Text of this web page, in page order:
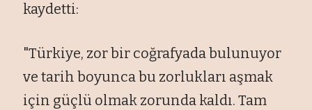
kaydetti:
"Türkiye, zor bir coğrafyada bulunuyor
ve tarih boyunca bu zorlukları aşmak
için güçlü olmak zorunda kaldı. Tam